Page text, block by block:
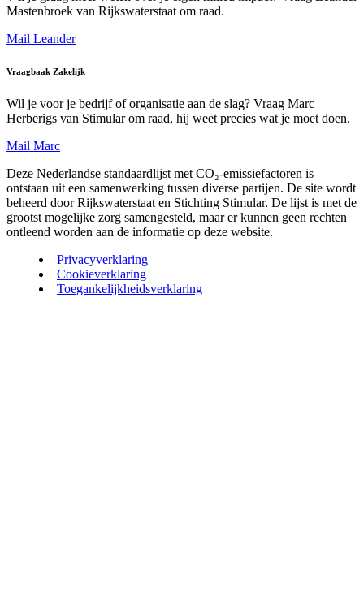
Mastenbroek van Rijkswaterstaat om raad.
Mail Leander
Vraagbaak Zakelijk
Wil je voor je bedrijf of organisatie aan de slag? Vraag Marc
Herberigs van Stimular om raad, hij weet precies wat je moet doen.
Mail Marc
Deze Nederlandse standaardlijst met CO₂-emissiefactoren is
ontstaan uit een samenwerking tussen diverse partijen. De site wordt
beheerd door Rijkswaterstaat en Stichting Stimular. De lijst is met de
grootst mogelijke zorg samengesteld, maar er kunnen geen rechten
ontleend worden aan de informatie op deze website.
Privacyverklaring
Cookieverklaring
Toegankelijkheidsverklaring